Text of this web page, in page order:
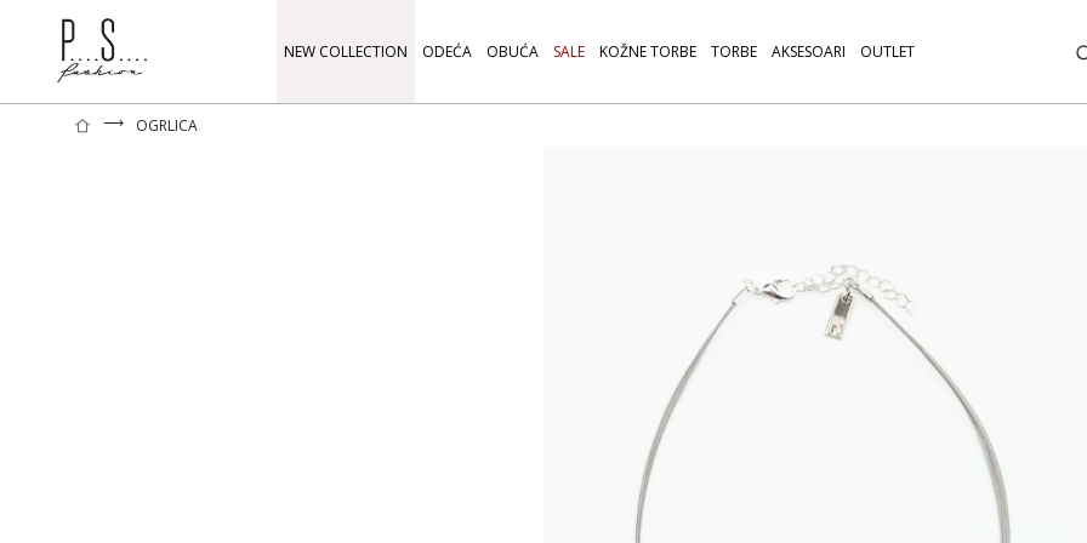
NEW COLLECTION ODEĆA OBUĆA SALE KOŽNE TORBE TORBE AKSESOARI OUTLET
⟶ OGRLICA